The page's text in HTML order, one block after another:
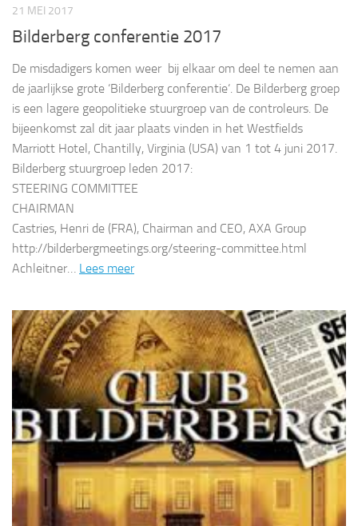
21 MEI 2017
Bilderberg conferentie 2017
De misdadigers komen weer bij elkaar om deel te nemen aan
de jaarlijkse grote ‘Bilderberg conferentie‘. De Bilderberg groep
is een lagere geopolitieke stuurgroep van de controleurs. De
bijeenkomst zal dit jaar plaats vinden in het Westfields
Marriott Hotel, Chantilly, Virginia (USA) van 1 tot 4 juni 2017.
Bilderberg stuurgroep leden 2017:
STEERING COMMITTEE
CHAIRMAN
Castries, Henri de (FRA), Chairman and CEO, AXA Group
http://bilderbergmeetings.org/steering-committee.html
Achleitner… Lees meer